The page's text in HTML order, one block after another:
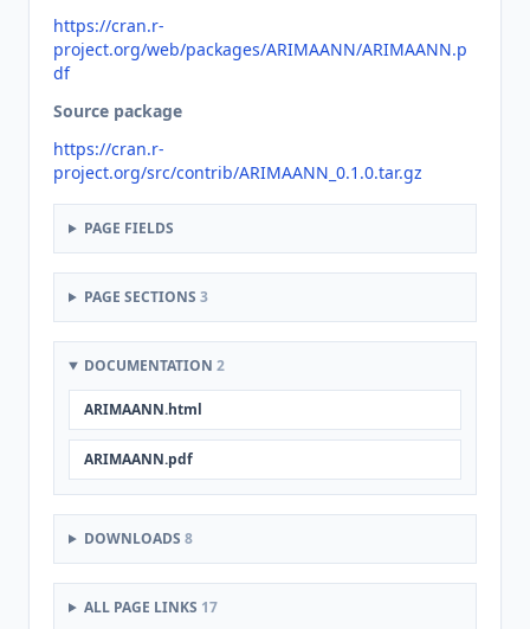
https://cran.r-
project.org/web/packages/ARIMAANN/ARIMAANN.p
df
Source package
https://cran.r-
project.org/src/contrib/ARIMAANN_0.1.0.tar.gz
PAGE FIELDS
PAGE SECTIONS 3
DOCUMENTATION 2
ARIMAANN.html
ARIMAANN.pdf
DOWNLOADS 8
ALL PAGE LINKS 17